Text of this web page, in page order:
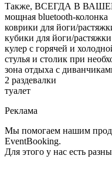
Также, ВСЕГДА В
мощная bluetooth-колонка
коврики для йоги/
кубики для йоги/растяжки
кулер с горячей и
стулья и столик при
зона отдыха с
2 раздевалки
туалет
Реклама
Мы помогаем нашим
EventBooking.
Для этого у нас есть